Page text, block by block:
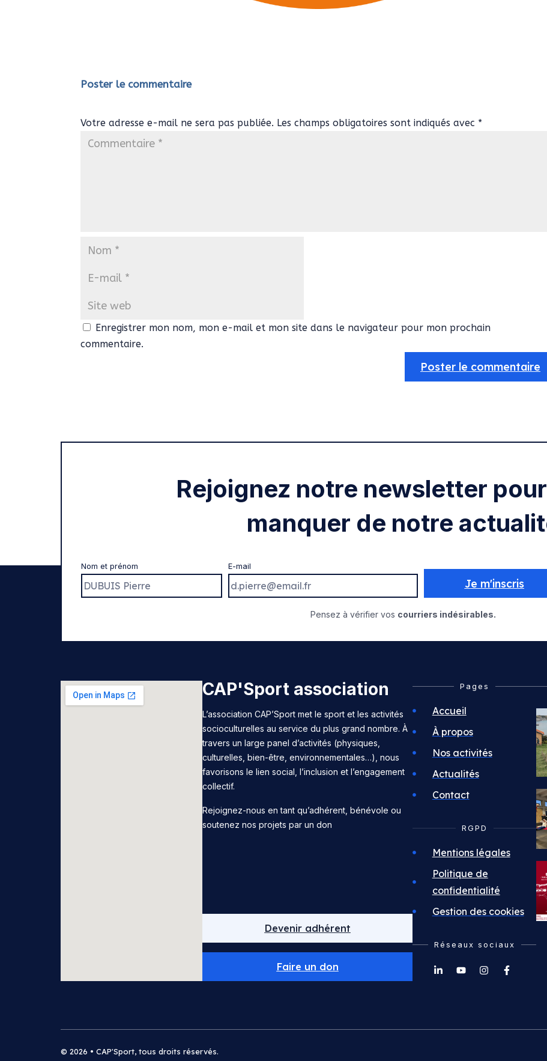
Poster le commentaire
Votre adresse e-mail ne sera pas publiée. Les champs obligatoires sont indiqués avec *
Enregistrer mon nom, mon e-mail et mon site dans le navigateur pour mon prochain
commentaire.
Rejoignez notre newsletter
manquer de notre
Nom et prénom E-mail
Je m'inscris
Pensez à vérifier vos courriers indésirables.
CAP'Sport association
L’association CAP’Sport met le sport et les activités
socioculturelles au service du plus grand nombre. À
travers un large panel d’activités (physiques,
culturelles, bien-être, environnementales…), nous
favorisons le lien social, l’inclusion et l’engagement
collectif.
Rejoignez-nous en tant qu’adhérent, bénévole ou
soutenez nos projets par un don
Devenir adhérent
Faire un don
Pages
Accueil
À propos
Nos activités
Actualités
Contact
RGPD
Mentions légales
Politique de
confidentialité
Gestion des cookies
Réseaux sociaux
© 2026 • CAP'Sport, tous droits réservés.